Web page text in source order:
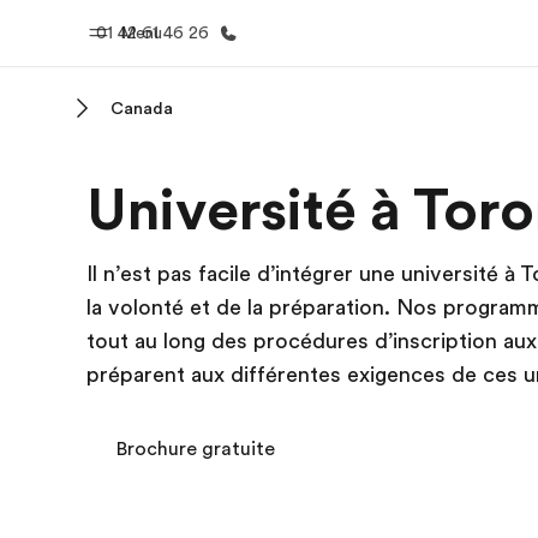
Menu
01 42 61 46 26
Bienvenue chez EF Nos
Canada
Université à
Il n’est pas facile d’intégrer une université
la volonté et de la préparation. Nos
tout au long des procédures d’inscription
préparent aux différentes exigences de ces
Brochure gratuite